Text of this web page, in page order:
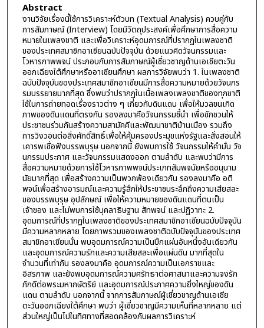
Abstract
งานวิจัยเรื่องนี้ใช้การวิเคราะห์ตัวบท (Textual Analysis) ควบคู่กับ
การสัมภาษณ์ (Interview) โดยมีวัตถุประสงค์เพื่อศึกษาการสื่อความ
หมายในเพลงชาติ และเพื่อวิเคราะห์อุดมการณ์ที่ปรากฏในเพลงชาติ
ของประเทศสมาชิกอาเซียนฉบับปัจจุบัน ด้วยแนวคิดวัจนกรรมและ
โวหารภาพพจน์ ประกอบกับการสัมภาษณ์ผู้เชี่ยวชาญด้านเอเชียตะวัน
ออกเฉียงใต้ศึกษาหรืออาเซียนศึกษา ผลการวิจัยพบว่า 1. ในเพลงชาติ
ฉบับปัจจุบันของประเทศสมาชิกอาเซียนมีการสื่อความหมายด้วยวัจนกร
รมบรรยายมากที่สุด ซึ่งพบว่าปรากฏในเนื้อเพลงเพลงชาติของทุกชาติ
ใช้ในการถ่ายทอดเรื่องราวต่าง ๆ เกี่ยวกับดินแดน เพื่อให้มวลชนเกิด
ภาพของดินแดนที่ตรงกัน รองลงมาคือวัจนกรรมชี้นำ เพื่อชักชวนให้
ประชาชนร่วมกันสร้างความสามัคคีและพัฒนาชาติบ้านเมือง รวมถึง
การวิงวอนต่อสิ่งศักดิ์สิทธิ์เพื่อให้คุ้มครองประมุขแห่งรัฐและสั่งสอนให้
เคารพเชื่อฟังบรรพบุรุษ นอกจากนี้ ยังพบการใช้ วัจนกรรมให้คำมั่น วัจ
นกรรมประกาศ และวัจนกรรมแสดงออก ตามลำดับ และพบว่ามีการ
สื่อความหมายด้วยการใช้โวหารภาพพจน์ประเภทสัมพจนัยหรืออนุนาม
นัยมากที่สุด เพื่อสร้างความเป็นพวกพ้องเดียวกัน รองลงมาคือ อติ
พจน์เพื่อสร้างอารมณ์และความรู้สึกให้ประชาชนระลึกถึงความเสียสละ
ของบรรพบุรุษ อุปลักษณ์ เพื่อให้ความหมายของดินแดนที่ตนเป็น
เจ้าของ และไม่พบการใช้บุคลาธิษฐาน สัทพจน์ และปฏิวาทะ 2.
อุดมการณ์ที่ปรากฏในเพลงชาติของประเทศสมาชิกอาเซียนฉบับปัจจุบัน
มีความหลากหลาย โดยภาพรวมของเพลงชาติฉบับปัจจุบันของประเทศ
สมาชิกอาเซียนนั้น พบอุดมการณ์ความเป็นปึกแผ่นอันหนึ่งอันเดียวกัน
และอุดมการณ์ความรักและความเสียสละเพื่อแผ่นดิน มากที่สุดใน
จำนวนที่เท่ากัน รองลงมาคือ อุดมการณ์ความเป็นเอกราชและ
อิสรภาพ และยังพบอุดมการณ์ความศรัทธาต่อศาสนาและความจงรัก
ภักดีต่อพระมหากษัตริย์ และอุดมการณ์ประกาศความยิ่งใหญ่ของดิน
แดน ตามลำดับ นอกจากนี้ จากการสัมภาษณ์ผู้เชี่ยวชาญด้านเอเชีย
ตะวันออกเฉียงใต้ศึกษา พบว่า ผู้เชี่ยวชาญมีความเห็นที่หลากหลาย แต่
ส่วนใหญ่เป็นไปในทิศทางที่สอดคล้องกับผลการวิเคราะห์